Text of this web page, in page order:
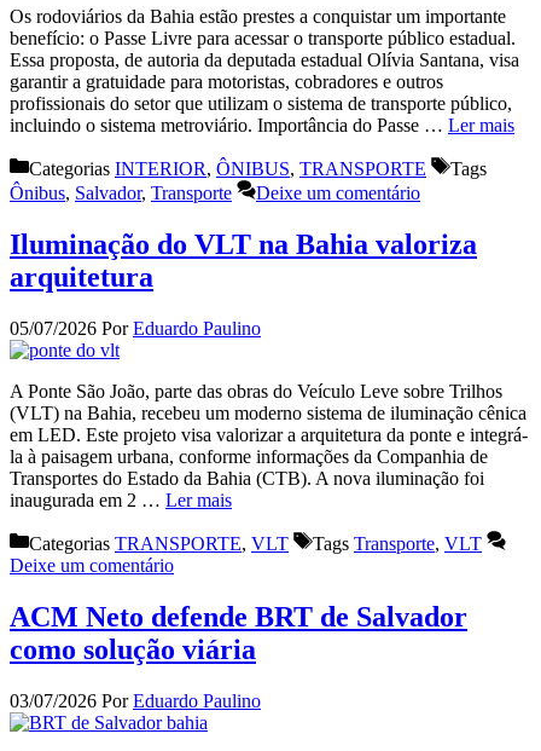
Os rodoviários da Bahia estão prestes a conquistar um importante
benefício: o Passe Livre para acessar o transporte público estadual.
Essa proposta, de autoria da deputada estadual Olívia Santana, visa
garantir a gratuidade para motoristas, cobradores e outros
profissionais do setor que utilizam o sistema de transporte público,
incluindo o sistema metroviário. Importância do Passe … Ler mais
Categorias INTERIOR, ÔNIBUS, TRANSPORTE
Tags
Ônibus, Salvador, Transporte Deixe um comentário
Iluminação do VLT na Bahia valoriza
arquitetura
05/07/2026 PorEduardo Paulino
A Ponte São João, parte das obras do Veículo Leve sobre Trilhos
(VLT) na Bahia, recebeu um moderno sistema de iluminação cênica
em LED. Este projeto visa valorizar a arquitetura da ponte e integrá-
la à paisagem urbana, conforme informações da Companhia de
Transportes do Estado da Bahia (CTB). A nova iluminação foi
inaugurada em 2 … Ler mais
Categorias TRANSPORTE, VLT Tags Transporte, VLT
Deixe um comentário
ACM Neto defende BRT de Salvador
como solução viária
03/07/2026 PorEduardo Paulino